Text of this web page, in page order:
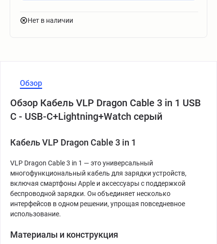
Нет в наличии
Обзор
Обзор Кабель VLP Dragon Cable 3 in 1 USB
С - USB-C+Lightning+Watch серый
Кабель VLP Dragon Cable 3 in 1
VLP Dragon Cable 3 in 1 — это универсальный
многофункциональный кабель для зарядки устройств,
включая смартфоны Apple и аксессуары с поддержкой
беспроводной зарядки. Он объединяет несколько
интерфейсов в одном решении, упрощая повседневное
использование.
Материалы и конструкция